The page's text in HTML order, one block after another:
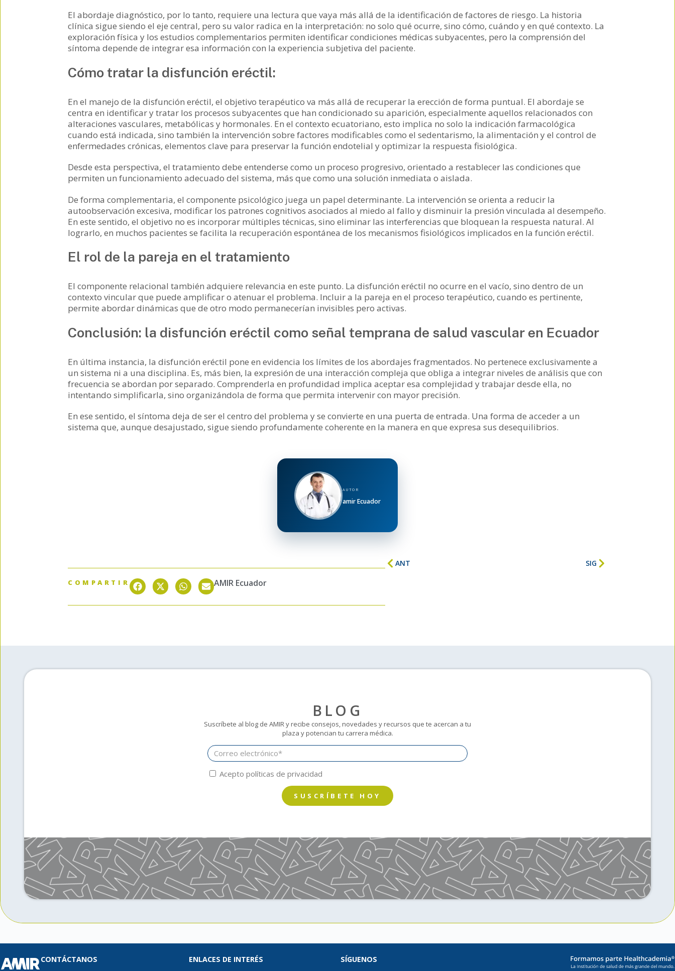
El abordaje diagnóstico, por lo tanto, requiere una lectura que vaya más allá de la identificación de factores de riesgo. La historia
clínica sigue siendo el eje central, pero su valor radica en la interpretación: no solo qué ocurre, sino cómo, cuándo y en qué contexto. La
exploración física y los estudios complementarios permiten identificar condiciones médicas subyacentes, pero la comprensión del
síntoma depende de integrar esa información con la experiencia subjetiva del paciente.
Cómo tratar la disfunción eréctil:
En el manejo de la disfunción eréctil, el objetivo terapéutico va más allá de recuperar la erección de forma puntual. El abordaje se
centra en identificar y tratar los procesos subyacentes que han condicionado su aparición, especialmente aquellos relacionados con
alteraciones vasculares, metabólicas y hormonales. En el contexto ecuatoriano, esto implica no solo la indicación farmacológica
cuando está indicada, sino también la intervención sobre factores modificables como el sedentarismo, la alimentación y el control de
enfermedades crónicas, elementos clave para preservar la función endotelial y optimizar la respuesta fisiológica.
Desde esta perspectiva, el tratamiento debe entenderse como un proceso progresivo, orientado a restablecer las condiciones que
permiten un funcionamiento adecuado del sistema, más que como una solución inmediata o aislada.
De forma complementaria, el componente psicológico juega un papel determinante. La intervención se orienta a reducir la
autoobservación excesiva, modificar los patrones cognitivos asociados al miedo al fallo y disminuir la presión vinculada al desempeño.
En este sentido, el objetivo no es incorporar múltiples técnicas, sino eliminar las interferencias que bloquean la respuesta natural. Al
lograrlo, en muchos pacientes se facilita la recuperación espontánea de los mecanismos fisiológicos implicados en la función eréctil.
El rol de la pareja en el tratamiento
El componente relacional también adquiere relevancia en este punto. La disfunción eréctil no ocurre en el vacío, sino dentro de un
contexto vincular que puede amplificar o atenuar el problema. Incluir a la pareja en el proceso terapéutico, cuando es pertinente,
permite abordar dinámicas que de otro modo permanecerían invisibles pero activas.
Conclusión: la disfunción eréctil como señal temprana de salud vascular en Ecuador
En última instancia, la disfunción eréctil pone en evidencia los límites de los abordajes fragmentados. No pertenece exclusivamente a
un sistema ni a una disciplina. Es, más bien, la expresión de una interacción compleja que obliga a integrar niveles de análisis que con
frecuencia se abordan por separado. Comprenderla en profundidad implica aceptar esa complejidad y trabajar desde ella, no
intentando simplificarla, sino organizándola de forma que permita intervenir con mayor precisión.
En ese sentido, el síntoma deja de ser el centro del problema y se convierte en una puerta de entrada. Una forma de acceder a un
sistema que, aunque desajustado, sigue siendo profundamente coherente en la manera en que expresa sus desequilibrios.
AUTOR
amir Ecuador
COMPARTIR AMIR Ecuador
ANT SIG
BLOG
Suscríbete al blog de AMIR y recibe consejos, novedades y recursos que te acercan a tu
plaza y potencian tu carrera médica.
Acepto políticas de privacidad
SUSCRÍBETE HOY
CONTÁCTANOS ENLACES DE INTERÉS SÍGUENOS